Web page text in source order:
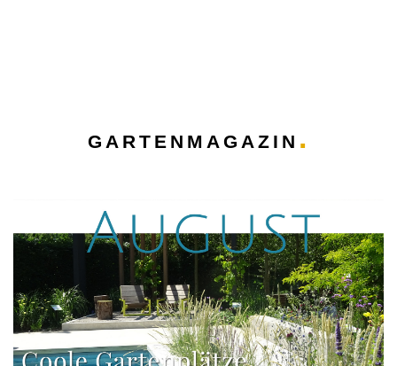
GARTENMAGAZIN